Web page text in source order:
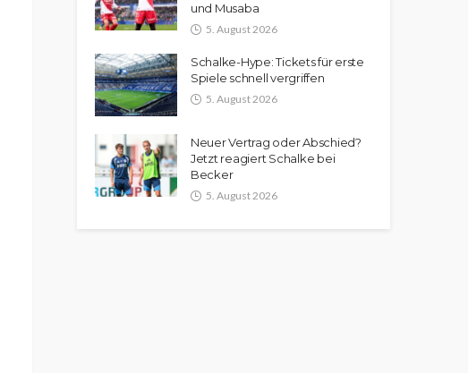
und Musaba
5. August 2026
Schalke-Hype: Tickets für erste
Spiele schnell vergriffen
5. August 2026
Neuer Vertrag oder Abschied?
Jetzt reagiert Schalke bei
Becker
5. August 2026